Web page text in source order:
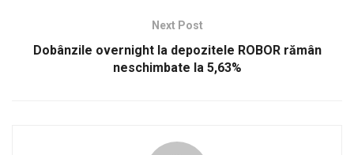
Next Post
Dobânzile overnight la depozitele ROBOR rămân
neschimbate la 5,63%